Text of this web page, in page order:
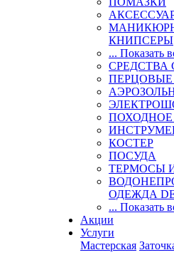
КНИПСЕРЫ
... Показать
КОСТЕР
ПОСУДА
ТЕРМОСЫ
ОДЕЖДА
... Показать
Акции
Услуги
Мастерская